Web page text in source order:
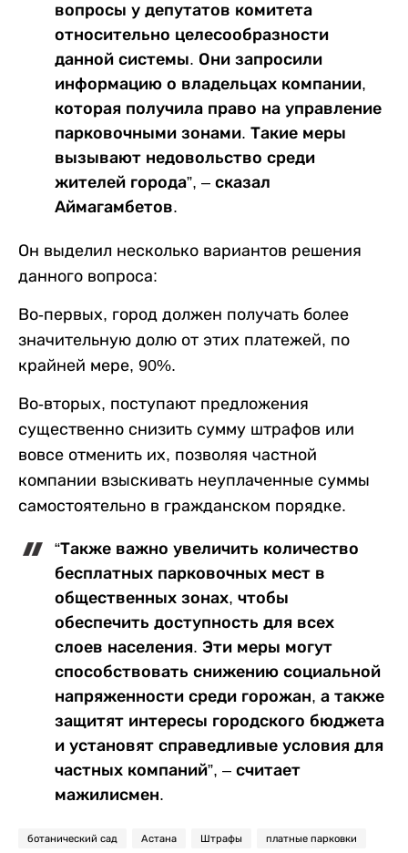
вопросы у депутатов комитета
относительно целесообразности
данной системы. Они запросили
информацию о владельцах компании,
которая получила право на управление
парковочными зонами. Такие меры
вызывают недовольство среди
жителей города”, – сказал
Аймагамбетов.
Он выделил несколько вариантов решения
данного вопроса:
Во-первых, город должен получать более
значительную долю от этих платежей, по
крайней мере, 90%.
Во-вторых, поступают предложения
существенно снизить сумму штрафов или
вовсе отменить их, позволяя частной
компании взыскивать неуплаченные суммы
самостоятельно в гражданском порядке.
“Также важно увеличить количество
бесплатных парковочных мест в
общественных зонах, чтобы
обеспечить доступность для всех
слоев населения. Эти меры могут
способствовать снижению социальной
напряженности среди горожан, а также
защитят интересы городского бюджета
и установят справедливые условия для
частных компаний”, – считает
мажилисмен.
ботанический сад Астана Штрафы платные парковки